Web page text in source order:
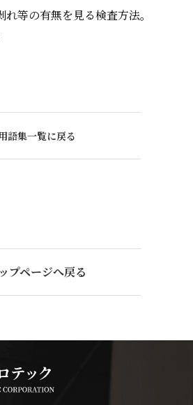
等の有無を見る検査方法。
語集一覧に戻る
プページへ戻る